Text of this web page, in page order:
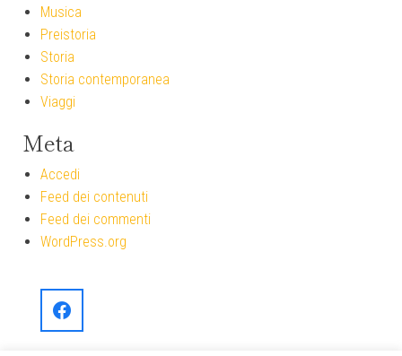
Musica
Preistoria
Storia
Storia contemporanea
Viaggi
Meta
Accedi
Feed dei contenuti
Feed dei commenti
WordPress.org